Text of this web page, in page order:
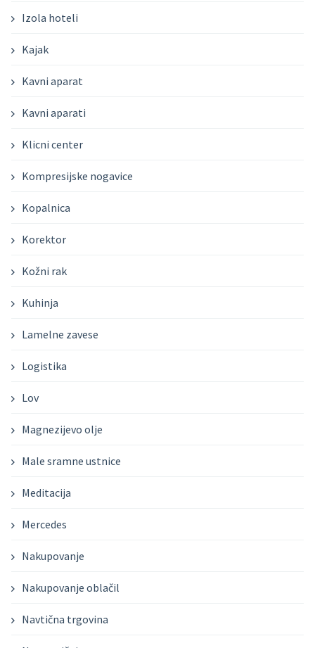
Izola hoteli
Kajak
Kavni aparat
Kavni aparati
Klicni center
Kompresijske nogavice
Kopalnica
Korektor
Kožni rak
Kuhinja
Lamelne zavese
Logistika
Lov
Magnezijevo olje
Male sramne ustnice
Meditacija
Mercedes
Nakupovanje
Nakupovanje oblačil
Navtična trgovina